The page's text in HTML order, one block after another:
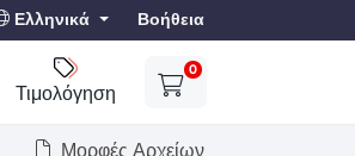
Ελληνικά Βοήθεια
Τιμολόγηση
0
Μορφές Αρχείων